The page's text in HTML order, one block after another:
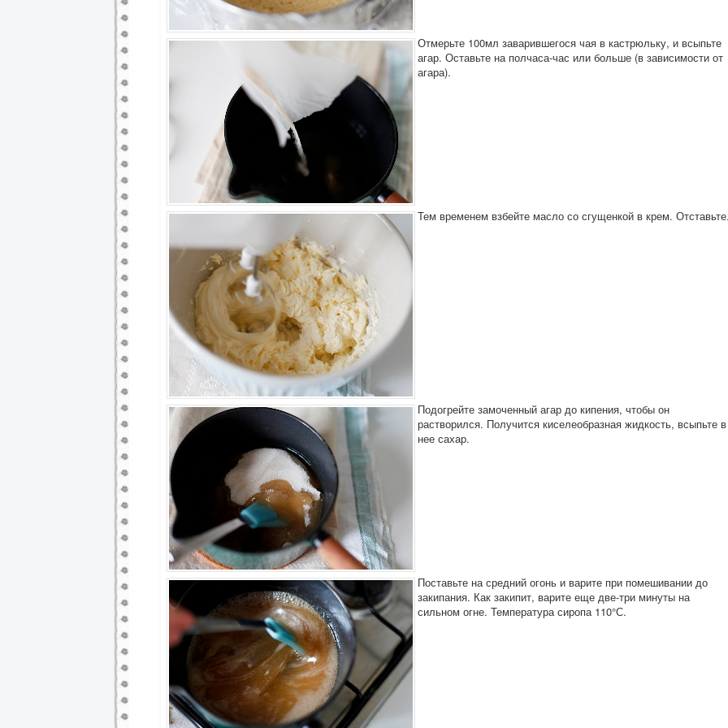
Отмерьте 100мл заварившегося чая в кастрюльку, и всыпьте
агар. Оставьте на полчаса-час или больше (в зависимости от
агара).
Тем временем взбейте масло со сгущенкой в крем.
Подогрейте замоченный агар до кипения, чтобы он
растворился. Получится киселеобразная жидкость, всыпьте в
нее сахар.
Поставьте на средний огонь и варите при помешивании до
закипания. Как закипит, варите еще две-три минуты на
сильном огне. Температура сиропа 110°С.